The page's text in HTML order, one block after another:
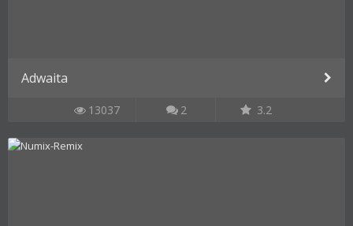
Adwaita
13037 2 3.2